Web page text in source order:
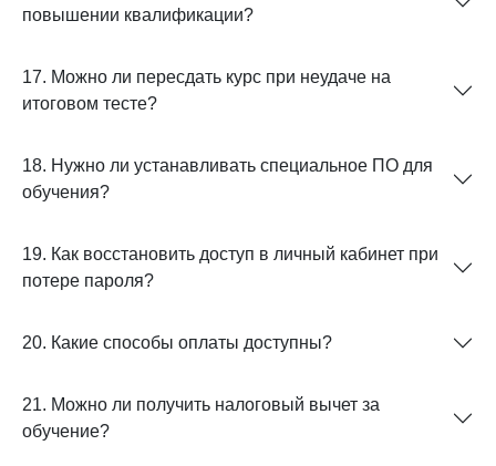
повышении квалификации?
17. Можно ли пересдать курс при неудаче на
итоговом тесте?
18. Нужно ли устанавливать специальное ПО для
обучения?
19. Как восстановить доступ в личный кабинет при
потере пароля?
20. Какие способы оплаты доступны?
21. Можно ли получить налоговый вычет за
обучение?